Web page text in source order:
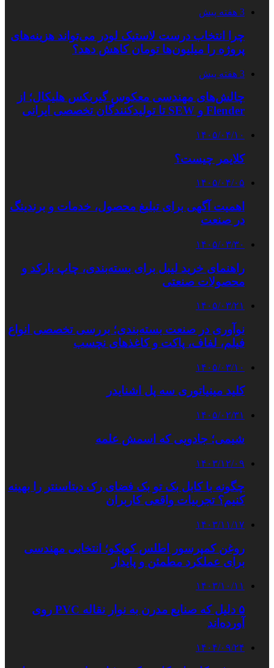
3 هفته پیش
چرا انتخاب درست لاستیک لودر می‌تواند هزینه‌های
پروژه را میلیون‌ها تومان کاهش دهد؟
3 هفته پیش
چالش‌های مهندسی معکوس گیربکس هلیکال؛ از
Flender و SEW تا تولیدکنندگان تخصصی ایرانی
۱۴۰۵/۰۴/۱۰
کلایمر چیست؟
۱۴۰۵/۰۴/۰۵
اهمیت آگهی برای تبلیغ محصول، خدمات و برندینگ
در صنعت
۱۴۰۵/۰۳/۳۰
راهنمای خرید لیبل برای بسته‌بندی، چاپ بارکد و
محصولات صنعتی
۱۴۰۵/۰۳/۲۱
نوآوری در صنعت بسته‌بندی؛ بررسی تخصصی انواع
فیلم، لفاف، پاکت و کاغذهای نچسب
۱۴۰۵/۰۳/۱۰
کلید مینیاتوری سه پل اشنایدر
۱۴۰۵/۰۲/۳۱
شیمی؛ جادویی که اسمش علمه
۱۴۰۳/۱۲/۰۹
چگونه با کابل بک تو بک فضای رک دیتاسنتر را بهینه
کنیم؟ تجربیات واقعی کاربران
۱۴۰۳/۱۱/۱۷
روغن کمپرسور اطلس کوپکو؛ انتخابی مهندسی
برای عملکرد مطمئن و پایدار
۱۴۰۳/۱۰/۱۱
۵ دلیل که صنایع مدرن به نوار نقاله PVC روی
آورده‌اند
۱۴۰۴/۰۹/۲۴